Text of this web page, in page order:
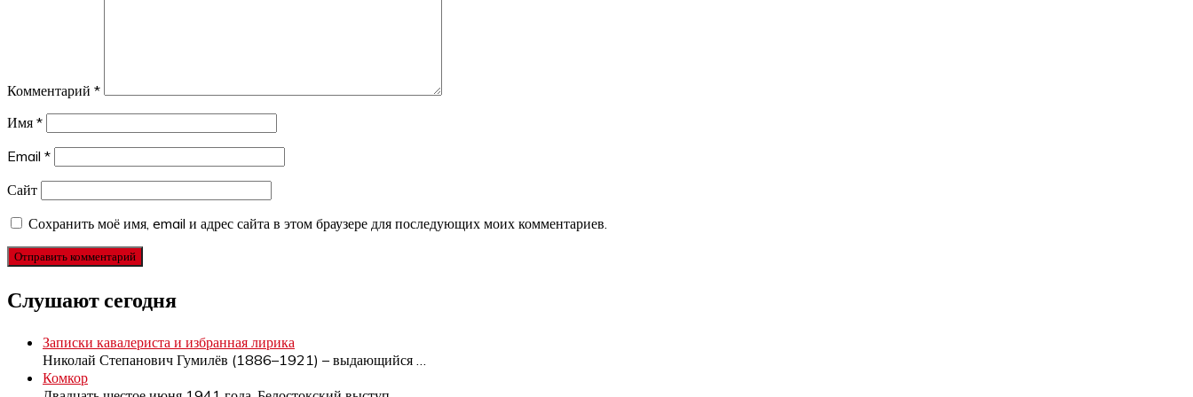
Комментарий *
Имя *
Email *
Сайт
Сохранить моё имя, email и адрес сайта в этом браузере для последующих моих комментариев.
Слушают сегодня
Записки кавалериста и избранная лирика
Николай Степанович Гумилёв (1886–1921) – выдающийся
Комкор